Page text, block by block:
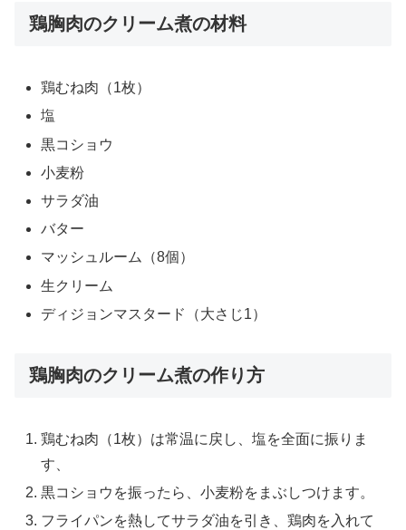
鶏胸肉のクリーム煮の材料
鶏むね肉（1枚）
塩
黒コショウ
小麦粉
サラダ油
バター
マッシュルーム（8個）
生クリーム
ディジョンマスタード（大さじ1）
鶏胸肉のクリーム煮の作り方
鶏むね肉（1枚）は常温に戻し、塩を全面に振りま
す、
黒コショウを振ったら、小麦粉をまぶしつけます。
フライパンを熱してサラダ油を引き、鶏肉を入れて